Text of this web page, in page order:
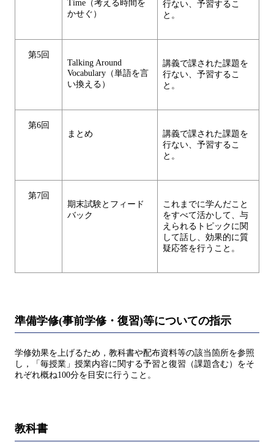
Time（考える時間を
かせぐ）
行ない、予習するこ
と。
第5回
Talking Around
Vocabulary（単語を言
い換える）
講義で課された課題を
行ない、予習するこ
と。
第6回
まとめ
講義で課された課題を
行ない、予習するこ
と。
第7回
期末試験とフィード
バック
これまでに学んだこと
をすべて活かして、与
えられるトピックに関
して話し、効果的に質
疑応答を行うこと。
準備学修(事前学修・復習)等についての指示
学修効果を上げるため，教科書や配布資料等の該当箇所を参照
し，「毎授業」授業内容に関する予習と復習（課題含む）をそ
れぞれ概ね100分を目安に行うこと。
教科書